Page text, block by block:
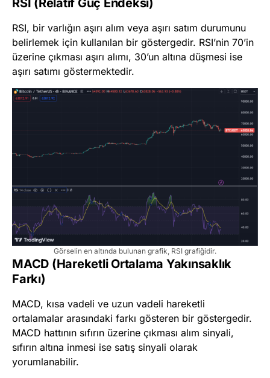
RSI (Relatif Güç Endeksi)
RSI, bir varlığın aşırı alım veya aşırı satım durumunu
belirlemek için kullanılan bir göstergedir. RSI’nin 70’in
üzerine çıkması aşırı alımı, 30’un altına düşmesi ise
aşırı satımı göstermektedir.
Görselin en altında bulunan grafik, RSI grafiğidir.
MACD (Hareketli Ortalama Yakınsaklık
Farkı)
MACD, kısa vadeli ve uzun vadeli hareketli
ortalamalar arasındaki farkı gösteren bir göstergedir.
MACD hattının sıfırın üzerine çıkması alım sinyali,
sıfırın altına inmesi ise satış sinyali olarak
yorumlanabilir.